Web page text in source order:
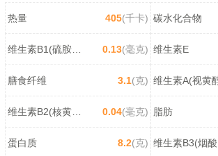
热量 405(千卡) 碳水化合物
维生素B1(硫胺素) 0.13(毫克) 维生素E
膳食纤维 3.1(克) 维生素A(视黄
维生素B2(核黄素) 0.04(毫克) 脂肪
蛋白质 8.2(克)